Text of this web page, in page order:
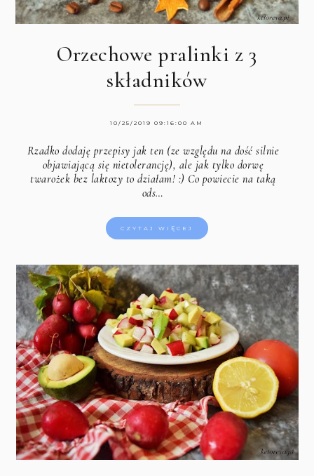
Orzechowe pralinki z 3
składników
10/25/2019 09:16:00 AM
Rzadko dodaję przepisy jak ten (ze względu na dość silnie
objawiającą się nietolerancję), ale jak tylko dorwę
twarożek bez laktozy to działam! :) Co powiecie na taką
ods…
CZYTAJ WIĘCEJ